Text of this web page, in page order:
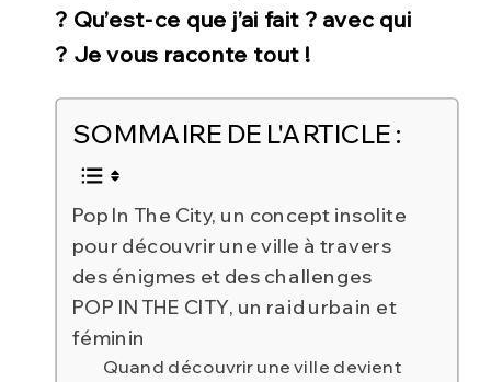
? Qu’est-ce que j’ai fait ? avec qui
? Je vous raconte tout !
SOMMAIRE DE L'ARTICLE :
Pop In The City, un concept insolite
pour découvrir une ville à travers
des énigmes et des challenges
POP IN THE CITY, un raid urbain et
féminin
Quand découvrir une ville devient